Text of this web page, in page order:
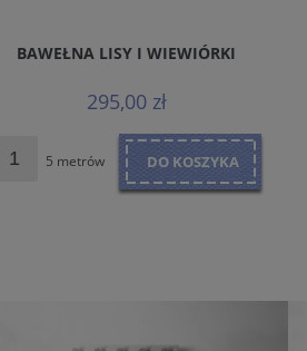
BAWEŁNA LISY I WIEWIÓRKI
295,00 zł
5 metrów DO KOSZYKA